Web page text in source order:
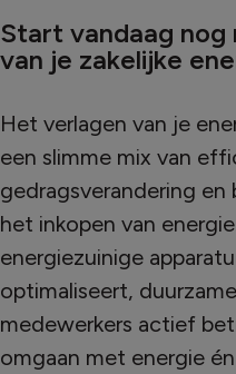
Start vandaag
van je zakelijke
Het verlagen van je
een slimme mix van
gedragsverandering en
het inkopen van
energiezuinige
optimaliseert,
medewerkers actief
omgaan met energie